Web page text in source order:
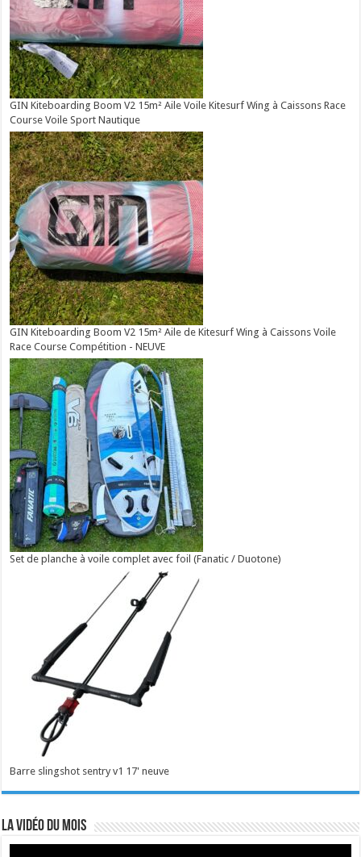
GIN Kiteboarding Boom V2 15m² Aile Voile Kitesurf Wing à Caissons Race
Course Voile Sport Nautique
GIN Kiteboarding Boom V2 15m² Aile de Kitesurf Wing à Caissons Voile
Race Course Compétition - NEUVE
Set de planche à voile complet avec foil (Fanatic / Duotone)
Barre slingshot sentry v1 17' neuve
La vidéo du mois